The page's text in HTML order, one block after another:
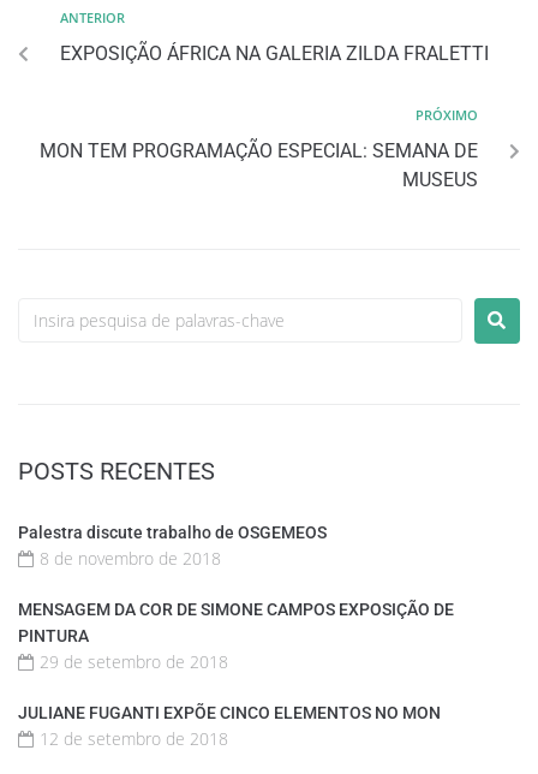
ANTERIOR
EXPOSIÇÃO ÁFRICA NA GALERIA ZILDA FRALETTI
PRÓXIMO
MON TEM PROGRAMAÇÃO ESPECIAL: SEMANA DE
MUSEUS
POSTS RECENTES
Palestra discute trabalho de OSGEMEOS
8 de novembro de 2018
MENSAGEM DA COR DE SIMONE CAMPOS EXPOSIÇÃO DE
PINTURA
29 de setembro de 2018
JULIANE FUGANTI EXPÕE CINCO ELEMENTOS NO MON
12 de setembro de 2018